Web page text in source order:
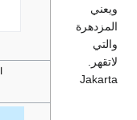
ويعني
المزدهرة
والتي
لاتقهر.
Jakarta